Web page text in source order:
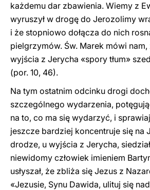
każdemu dar zbawienia. Wiemy z
wyruszył w drogę do Jerozolimy
i że stopniowo dołącza do nich
pielgrzymów. Św. Marek mówi
wyjścia z Jerycha «spory tłum»
(por. 10, 46).
Na tym ostatnim odcinku drogi
szczególnego wydarzenia,
na to, co ma się wydarzyć, i
jeszcze bardziej koncentruje się na
drodze, u wyjścia z Jerycha,
niewidomy człowiek imieniem
usłyszał, że zbliża się Jezus z
«Jezusie, Synu Dawida, ulituj się